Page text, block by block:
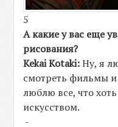
5
А какие у вас еще
рисования?
Kekai Kotaki:Ну, я
смотреть фильмы
люблю все, что
искусством.
-